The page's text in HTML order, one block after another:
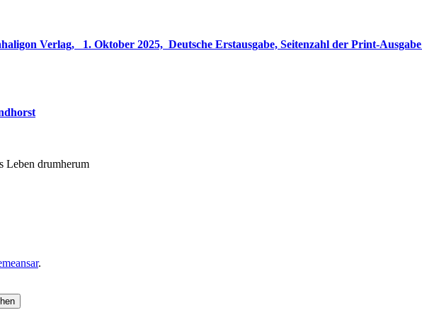
2025, ‎ Deutsche Erstausgabe, Seitenzahl der Print-Ausgabe ‏ : ‎ 848 Seiten, ISBN-13 ‏ : ‎ 978-3764533694, Originaltitel ‏ : ‎ For
Leben drumherum
.